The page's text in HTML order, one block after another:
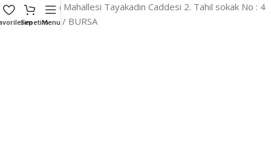
Adres:Reyhan Mahallesi Tayakadın Caddesi 2. Tahıl sokak No : 4
/ a Osmangazi / BURSA
SepetimMenu